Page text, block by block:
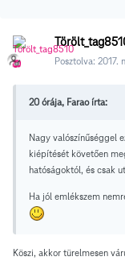
Posztolva: 2017.
20 órája, Farao írta:
Nagy valószínűséggel
kiépítését követően
hatóságoktól, és csak
Ha jól emlékszem
Köszi, akkor türelmesen